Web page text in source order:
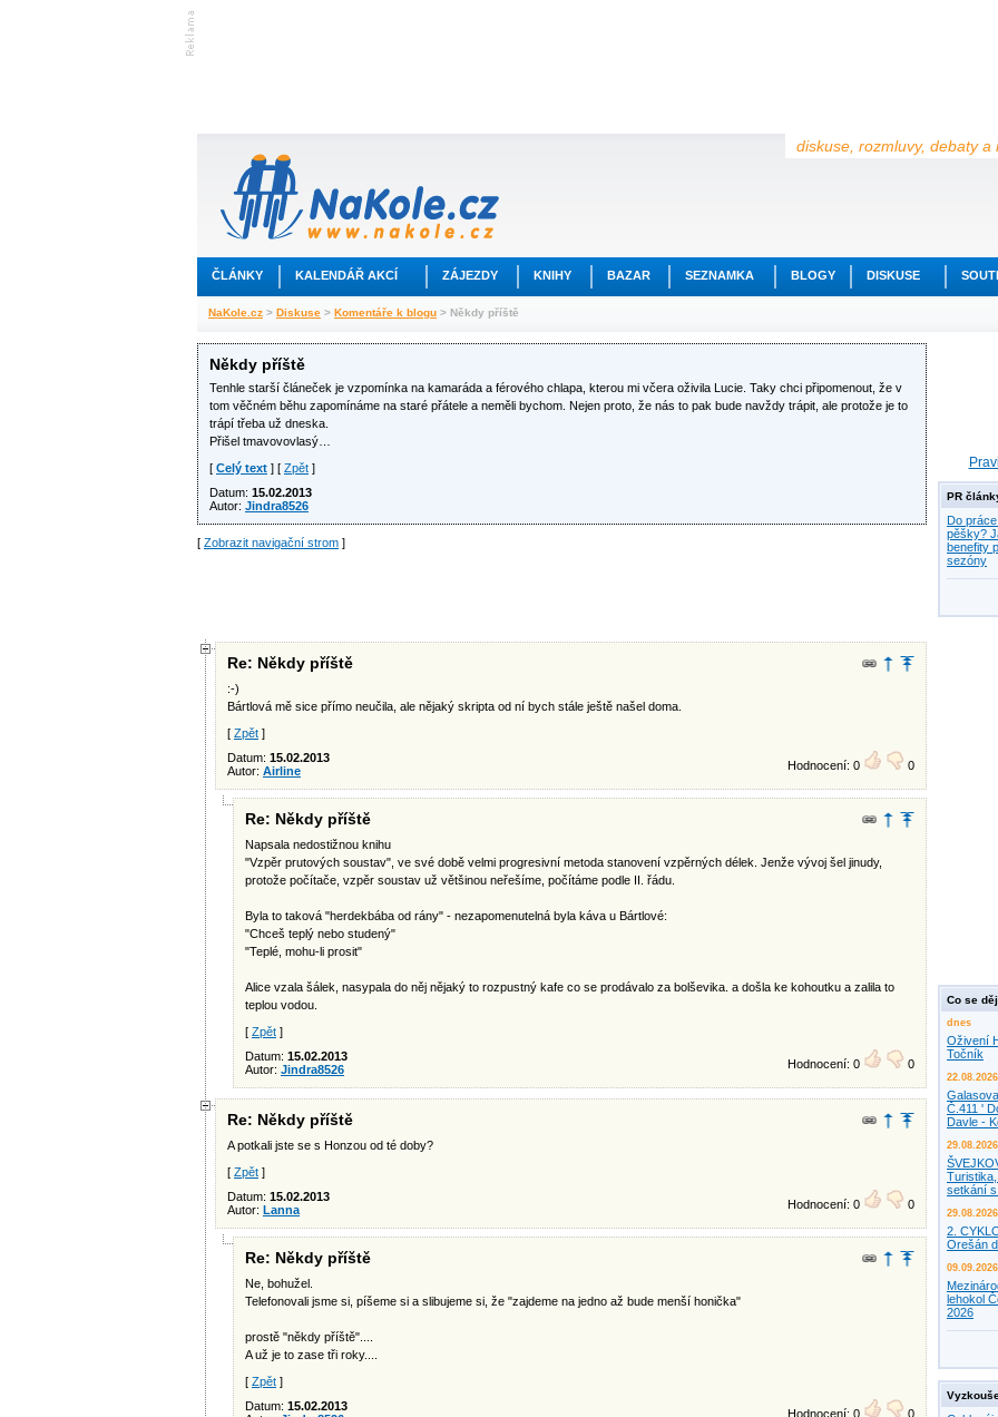
diskuse, rozmluvy, debaty a
ČLÁNKY KALENDÁŘ AKCÍ ZÁJEZDY KNIHY BAZAR SEZNAMKA BLOGY DISKUSE
NaKole.cz > Diskuse > Komentáře k blogu > Někdy příště
Někdy příště
Tenhle starší článeček je vzpomínka na kamaráda a férového chlapa, kterou mi včera oživila Lucie. Taky chci připomenout, že v
tom věčném běhu zapomínáme na staré přátele a neměli bychom. Nejen proto, že nás to pak bude navždy trápit, ale protože je to
trápí třeba už dneska.
Přišel tmavovovlasý…
[ Celý text ] [ Zpět ]
Datum: 15.02.2013
Autor: Jindra8526
[ Zobrazit navigační strom ]
Re: Někdy příště
:-)
Bártlová mě sice přímo neučila, ale nějaký skripta od ní bych stále ještě našel doma.
[ Zpět ]
Datum: 15.02.2013
Autor: Airline Hodnocení: 0 0
Re: Někdy příště
Napsala nedostižnou knihu
"Vzpěr prutových soustav", ve své době velmi progresivní metoda stanovení vzpěrných délek. Jenže vývoj šel jinudy,
protože počítače, vzpěr soustav už většinou neřešíme, počítáme podle II. řádu.
Byla to taková "herdekbába od rány" - nezapomenutelná byla káva u Bártlové:
"Chceš teplý nebo studený"
"Teplé, mohu-li prosit"
Alice vzala šálek, nasypala do něj nějaký to rozpustný kafe co se prodávalo za bolševika. a došla ke kohoutku a zalila to
teplou vodou.
[ Zpět ]
Datum: 15.02.2013
Autor: Jindra8526 Hodnocení: 0 0
Re: Někdy příště
A potkali jste se s Honzou od té doby?
[ Zpět ]
Datum: 15.02.2013
Autor: Lanna Hodnocení: 0 0
Re: Někdy příště
Ne, bohužel.
Telefonovali jsme si, píšeme si a slibujeme si, že "zajdeme na jedno až bude menší honička"
prostě "někdy příště"....
A už je to zase tři roky....
[ Zpět ]
Datum: 15.02.2013
Hodnocení: 0 0
PR
Do
pěšky?
benefity
sezóny
Co se
dnes
Oživení
Točník
22.08.2026
Č.411 '
Davle -
29.08.2026
setkání
29.08.2026
2.
Orešán
09.09.2026
lehokol
2026